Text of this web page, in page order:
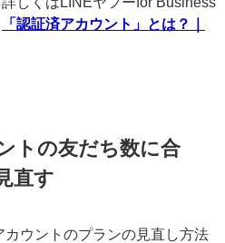
「認証済アカウント」とは？｜
トの友だち数に合
直す
ウントのプランの見直し方法